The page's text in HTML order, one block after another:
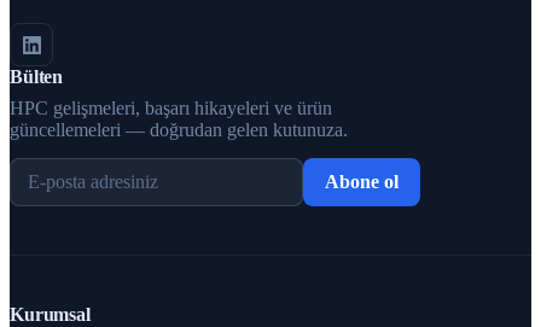
Bülten
HPC gelişmeleri, başarı hikayeleri ve ürün
güncellemeleri — doğrudan gelen kutunuza.
Abone ol
Kurumsal